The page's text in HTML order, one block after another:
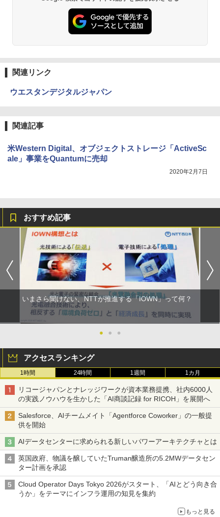
関連リンク
ウエスタンデジタルジャパン
関連記事
米Western Digital、オブジェクトストレージ「ActiveSc
ale」事業をQuantumに売却
2020年2月7日
おすすめ記事
いまさら聞けない、NTTが推進する「IOWN」って何？
● ● ●
アクセスランキング
1時間 24時間 1週間 1カ月
リコージャパンとナレッジワークが資本業務提携、社内6000人
の実践ノウハウを生かした「AI商談記録 for RICOH」を展開へ
Salesforce、AIチームメイト「Agentforce Coworker」の一般提
供を開始
AIデータセンターに求められる新しいパワーアーキテクチャとは
英国政府、物議を醸していたTruman醸造所の5.2MWデータセン
ター計画を承認
Cloud Operator Days Tokyo 2026がスタート、「AIとどう向き合
うか」をテーマにインフラ運用の知見を集約
もっと見る